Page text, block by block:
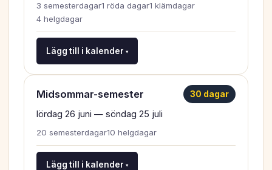
3 semesterdagar1 röda dagar1 klämdagar
4 helgdagar
Lägg till i kalender ▾
Midsommar-semester 30 dagar
lördag 26 juni — söndag 25 juli
20 semesterdagar10 helgdagar
Lägg till i kalender ▾